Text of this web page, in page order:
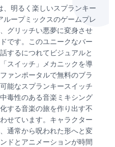
、明るく楽しいスプランキー
ループミックスのゲームプレ
グリッチい悪夢に変身させ
です。このユニークなバー
するにつれてビジュアルと
スイッチ」メカニックを導
ァンポータルで無料のブラ
能なスプランキースイッチ
毒性のある音楽ミキシング
する音楽の旅を作り出す不
せています。キャラクター
通常から呪われた形へと変
ドとアニメーションが時間